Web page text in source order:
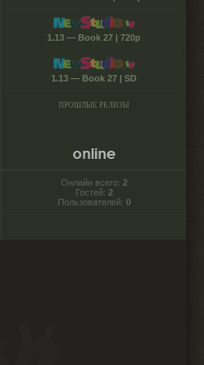
1.13 — Book 27 | 720p
1.13 — Book 27 | SD
ПРОШЛЫЕ РЕЛИЗЫ
Онлайн всего: 2
Гостей: 2
Пользователей: 0